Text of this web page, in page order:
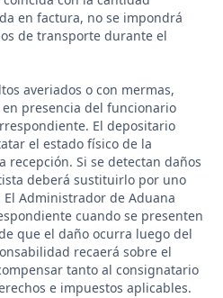
en factura, no se impondrá
de transporte durante el
averiados o con mermas,
presencia del funcionario
El depositario
el estado físico de la
recepción. Si se detectan daños
deberá sustituirlo por uno
Administrador de Aduana
cuando se presenten
que el daño ocurra luego del
recaerá sobre el
tanto al consignatario
e impuestos aplicables.